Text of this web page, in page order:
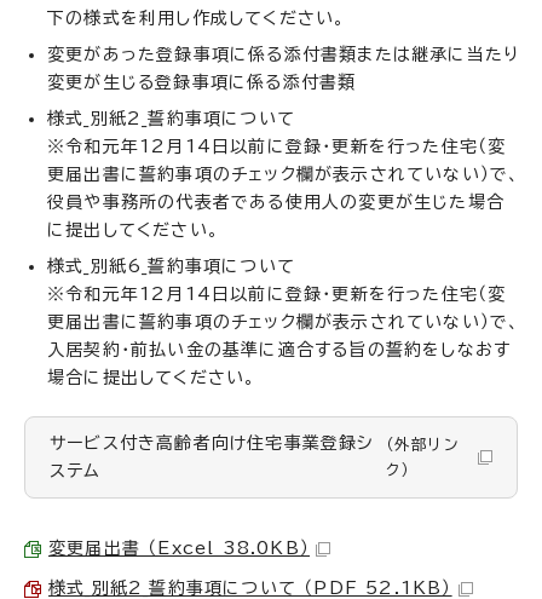
下の様式を利用し作成してください。
変更があった登録事項に係る添付書類または継承に当たり
変更が生じる登録事項に係る添付書類
様式_別紙2_誓約事項について
※令和元年12月14日以前に登録・更新を行った住宅（変
更届出書に誓約事項のチェック欄が表示されていない）で、
役員や事務所の代表者である使用人の変更が生じた場合
に提出してください。
様式_別紙6_誓約事項について
※令和元年12月14日以前に登録・更新を行った住宅（変
更届出書に誓約事項のチェック欄が表示されていない）で、
入居契約・前払い金の基準に適合する旨の誓約をしなおす
場合に提出してください。
サービス付き高齢者向け住宅事業登録シ
ステム
（外部リン
ク）
変更届出書 （Excel 38.0KB）
様式_別紙2_誓約事項について （PDF 52.1KB）